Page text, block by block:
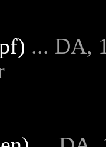
... DA,